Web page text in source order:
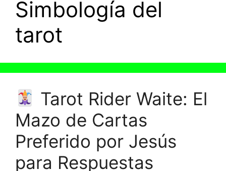
Simbología del
tarot
Tarot Rider Waite: El
Mazo de Cartas
Preferido por Jesús
para Respuestas